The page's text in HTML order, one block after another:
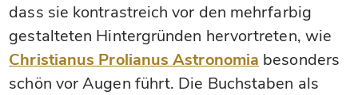
dass sie kontrastreich vor den mehrfarbig
gestalteten Hintergründen hervortreten, wie
Christianus Prolianus Astronomia besonders
schön vor Augen führt. Die Buchstaben als